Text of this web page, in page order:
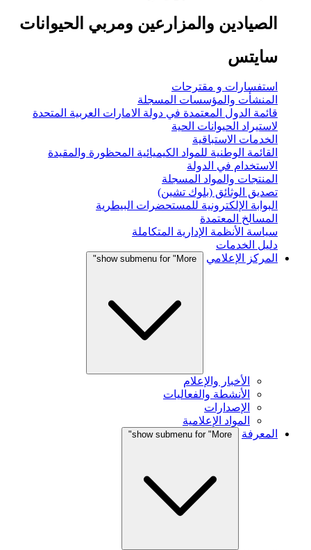
الصيادين والمزارعين ومربي الحيوانات
سايتس
استفسارات و مقترحات
المنشأت والمؤسسات المسجلة
قائمة الدول المعتمدة في دولة الامارات العربية المتحدة
لاستيراد الحيوانات الحية
الخدمات الاستباقية
القائمة الوطنية للمواد الكيميائية المحظورة والمقيدة
الاستخدام في الدولة
المنتجات والمواد المسجلة
تصديق الوثائق (بلوك تشين)
البوابة الإلكترونية للمستحضرات البيطرية
المسالخ المعتمدة
سياسة الأنظمة الإدارية المتكاملة
دليل الخدمات
المركز الإعلامي
show submenu for "More"
الأخبار والإعلام
الأنشطة والفعاليات
الإصدارات
المواد الإعلامية
المعرفة
show submenu for "More"